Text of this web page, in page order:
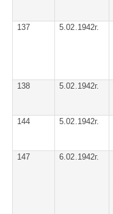
137
5.02.1942г.
138
5.02.1942г.
144
5.02.1942г.
147
6.02.1942г.